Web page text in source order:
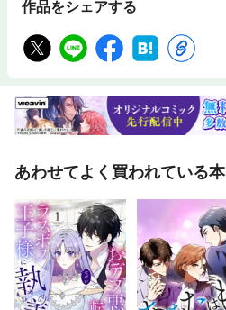
作品をシェアする
あわせてよく買われている本